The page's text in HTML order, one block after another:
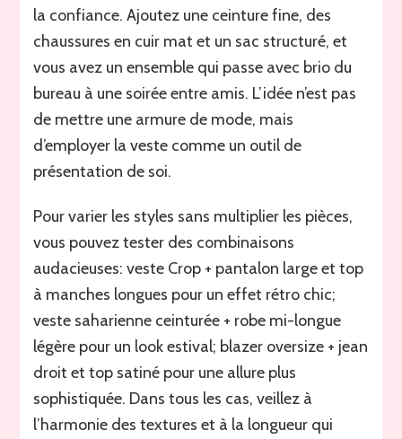
la confiance. Ajoutez une ceinture fine, des
chaussures en cuir mat et un sac structuré, et
vous avez un ensemble qui passe avec brio du
bureau à une soirée entre amis. L’idée n’est pas
de mettre une armure de mode, mais
d’employer la veste comme un outil de
présentation de soi.
Pour varier les styles sans multiplier les pièces,
vous pouvez tester des combinaisons
audacieuses: veste Crop + pantalon large et top
à manches longues pour un effet rétro chic;
veste saharienne ceinturée + robe mi-longue
légère pour un look estival; blazer oversize + jean
droit et top satiné pour une allure plus
sophistiquée. Dans tous les cas, veillez à
l’harmonie des textures et à la longueur qui